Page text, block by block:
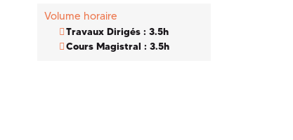
Volume horaire
Travaux Dirigés : 3.5h
Cours Magistral : 3.5h